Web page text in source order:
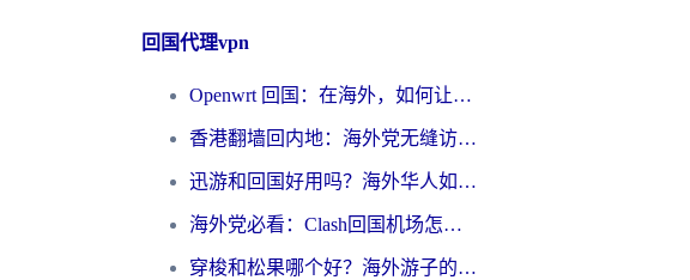
回国代理vpn
Openwrt 回国：在海外，如何让家的网络触手可及
香港翻墙回内地：海外党无缝访问国内资源的加速器选择全攻略
迅游和回国好用吗？海外华人如何选择靠谱的回国加速器
海外党必看：Clash回国机场怎么选？一篇搞定无缝访问国内资源的全攻略
穿梭和松果哪个好？海外游子的数字归乡路，到底该怎么选